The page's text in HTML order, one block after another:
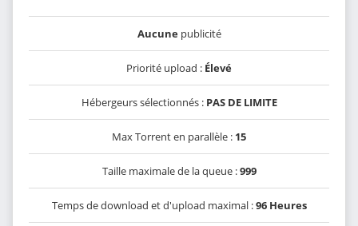
Aucunepublicité
Priorité upload : Élevé
Hébergeurs sélectionnés : PAS DE LIMITE
Max Torrent en parallèle : 15
Taille maximale de la queue :999
Temps de download et d'upload maximal :96 Heures